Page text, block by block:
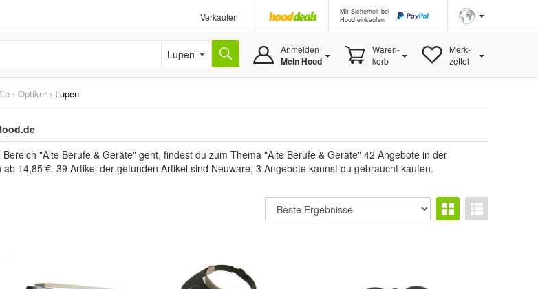
Verkaufen
Mit Sicherheit bei
Hood einkaufen
Lupen Anmelden
Mein Hood
Waren-
korb
Merk-
zettel
› Optiker › Lupen
"Alte Berufe & Geräte" geht, findest du zum Thema "Alte Berufe & Geräte" 42 Angebote in der
14,85 €. 39 Artikel der gefunden Artikel sind Neuware, 3 Angebote kannst du gebraucht kaufen.